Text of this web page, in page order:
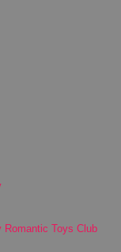
Romantic Toys Club